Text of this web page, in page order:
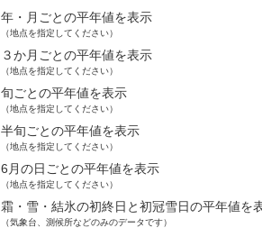
年・月ごとの平年値を表示
（地点を指定してください）
３か月ごとの平年値を表示
（地点を指定してください）
旬ごとの平年値を表示
（地点を指定してください）
半旬ごとの平年値を表示
（地点を指定してください）
6月の日ごとの平年値を表示
（地点を指定してください）
霜・雪・結氷の初終日と初冠雪日の平年値を
（気象台、測候所などのみのデータです）